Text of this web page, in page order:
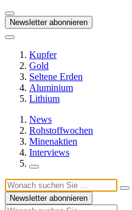
Newsletter abonnieren
Kupfer
Gold
Seltene Erden
Aluminium
Lithium
News
Rohstoffwochen
Minenaktien
Interviews
Newsletter abonnieren